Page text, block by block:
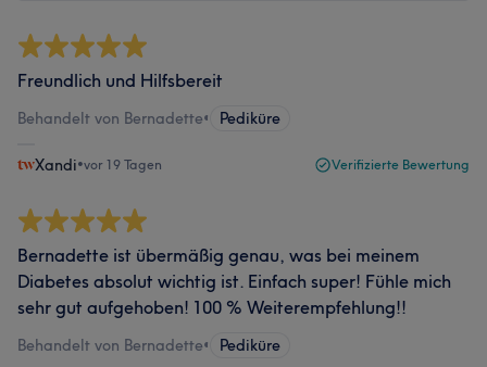
Freundlich und Hilfsbereit
Behandelt von Bernadette• Pediküre
Xandi•vor 19 Tagen Verifizierte Bewertung
Bernadette ist übermäßig genau, was bei meinem
Diabetes absolut wichtig ist. Einfach super! Fühle mich
sehr gut aufgehoben! 100 % Weiterempfehlung!!
Behandelt von Bernadette• Pediküre